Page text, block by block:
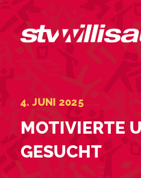
Zum
Inhalt
springen
4. JUNI 2025
MOTIVIERTE
GESUCHT